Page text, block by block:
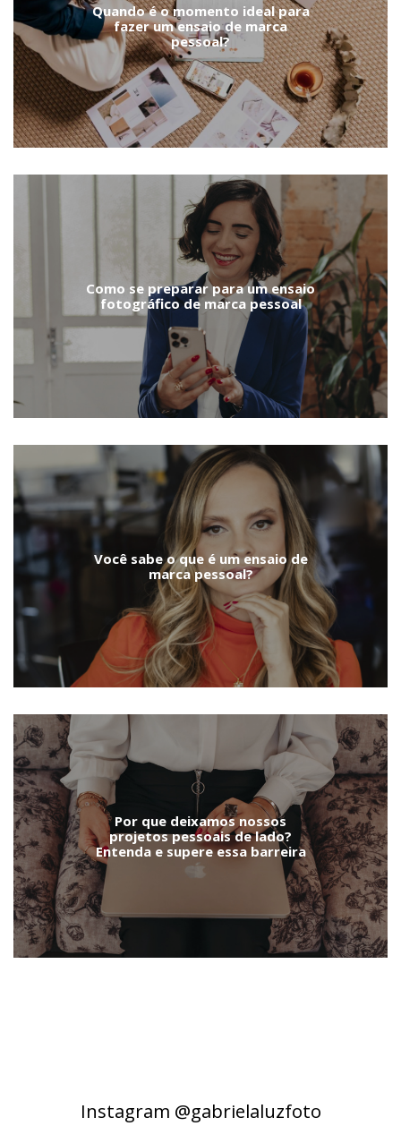
Quando é o momento ideal para
fazer um ensaio de marca
pessoal?
Como se preparar para um ensaio
fotográfico de marca pessoal
Você sabe o que é um ensaio de
marca pessoal?
Por que deixamos nossos
projetos pessoais de lado?
Entenda e supere essa barreira
Instagram @gabrielaluzfoto